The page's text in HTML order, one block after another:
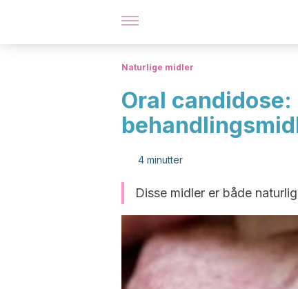
Naturlige midler
Oral
4 minutter
Disse midler er både